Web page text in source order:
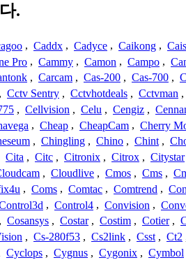
.
, Caddx , Cadyce , Caikong ,
Pro , Cammy , Camon , Campo ,
, Carcam , Cas-200 , Cas-700 ,
, Cctv Sentry , Cctvhotdeals , Cctvman ,
, Cellvision , Celu , Cengiz ,
, Cheap , CheapCam , Cherry
, Chingling , Chino , Chint ,
Cita , Citc , Citronix , Citrox , Citystar
, Cloudlive , Cmos , Cms ,
, Coms , Comtac , Comtrend ,
, Control4 , Convision ,
, Cosansys , Costar , Costim , Cotier ,
, Cs-280f53 , Cs2link , Csst , Ct2
Cyclops , Cygnus , Cygonix , Cymbol